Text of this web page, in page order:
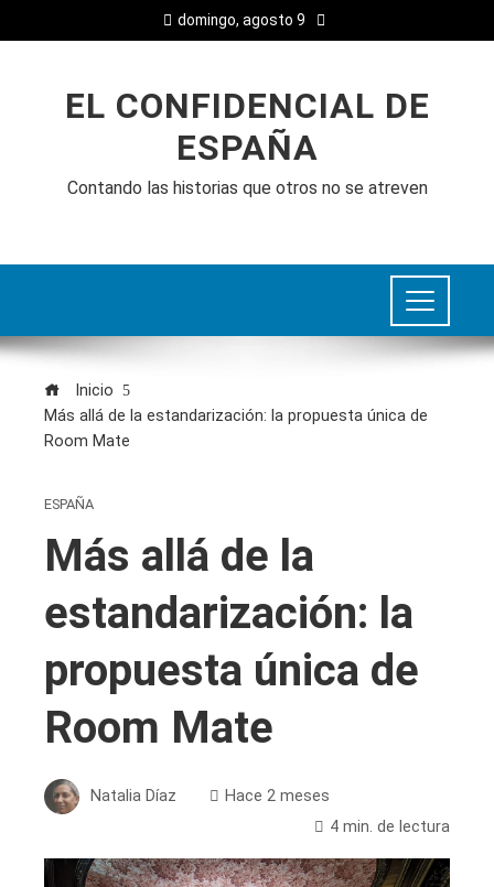
domingo, agosto 9
EL CONFIDENCIAL DE
ESPAÑA
Contando las historias que otros no se atreven
Inicio
Más allá de la estandarización: la propuesta única de
Room Mate
ESPAÑA
Más allá de la
estandarización: la
propuesta única de
Room Mate
Natalia Díaz
Hace 2 meses
4 min. de lectura